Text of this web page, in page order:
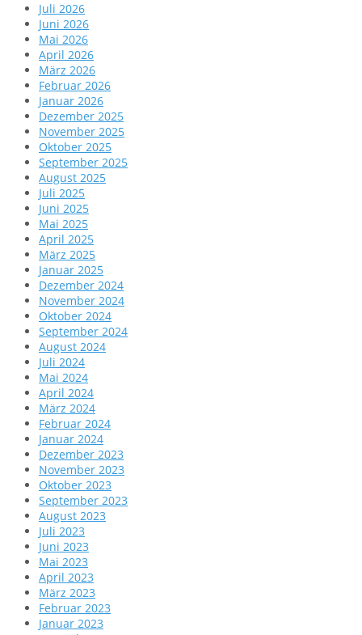
Juli 2026
Juni 2026
Mai 2026
April 2026
März 2026
Februar 2026
Januar 2026
Dezember 2025
November 2025
Oktober 2025
September 2025
August 2025
Juli 2025
Juni 2025
Mai 2025
April 2025
März 2025
Januar 2025
Dezember 2024
November 2024
Oktober 2024
September 2024
August 2024
Juli 2024
Mai 2024
April 2024
März 2024
Februar 2024
Januar 2024
Dezember 2023
November 2023
Oktober 2023
September 2023
August 2023
Juli 2023
Juni 2023
Mai 2023
April 2023
März 2023
Februar 2023
Januar 2023